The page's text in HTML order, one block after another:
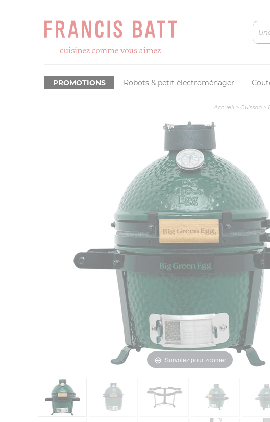
Robots & petit électroménager
PROMOTIONS
Accueil> Cuisson>
Survolez pour zoomer